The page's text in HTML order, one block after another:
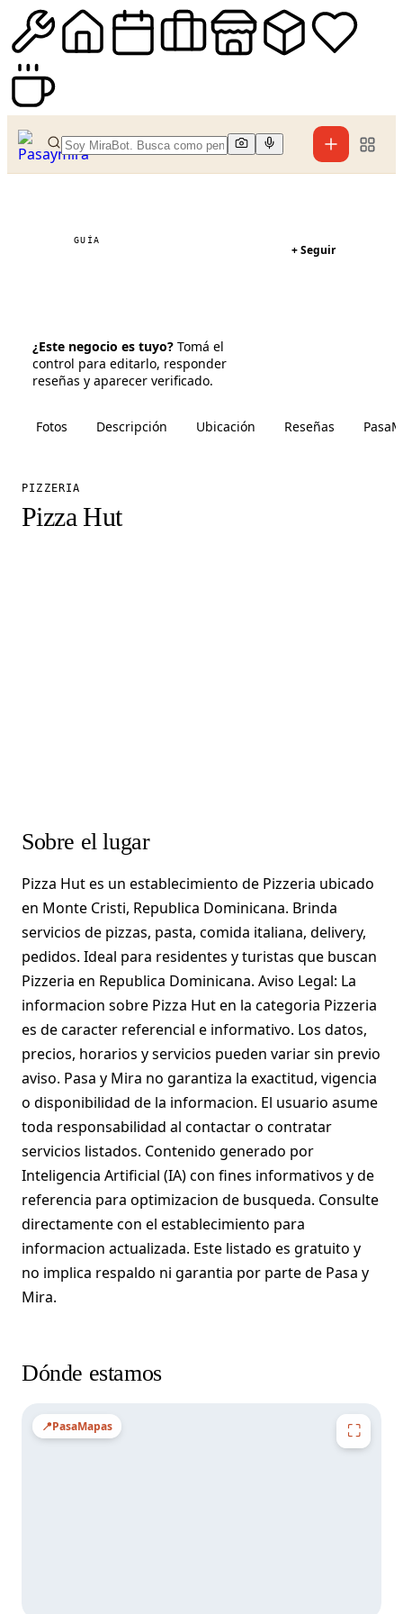
GUÍA
+ Seguir
¿Este negocio es tuyo? Tomá el
control para editarlo, responder
reseñas y aparecer verificado.
Fotos Descripción Ubicación Reseñas
PIZZERIA
Pizza Hut
Sobre el lugar
Pizza Hut es un establecimiento de Pizzeria ubicado
en Monte Cristi, Republica Dominicana. Brinda
servicios de pizzas, pasta, comida italiana, delivery,
pedidos. Ideal para residentes y turistas que buscan
Pizzeria en Republica Dominicana. Aviso Legal: La
informacion sobre Pizza Hut en la categoria Pizzeria
es de caracter referencial e informativo. Los datos,
precios, horarios y servicios pueden variar sin previo
aviso. Pasa y Mira no garantiza la exactitud, vigencia
o disponibilidad de la informacion. El usuario asume
toda responsabilidad al contactar o contratar
servicios listados. Contenido generado por
Inteligencia Artificial (IA) con fines informativos y de
referencia para optimizacion de busqueda. Consulte
directamente con el establecimiento para
informacion actualizada. Este listado es gratuito y
no implica respaldo ni garantia por parte de Pasa y
Mira.
Dónde estamos
⛶
📍PasaMapas